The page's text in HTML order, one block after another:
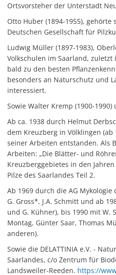
Ortsvorsteher der Unterstadt
Otto Huber (1894-1955),
Deutschen Gesellschaft für
Ludwig Müller (1897-1983),
Volkschulen im Saarland, zuletzt
bald zu den besten
besonders an Naturschutz und
interessiert.
Sowie Walter Kremp (1900-
Ab ca. 1938 durch Helmut
dem Kreuzberg in Völklingen (ab
seiner Arbeiten entstanden. Als
Arbeiten: „Die Blätter- und
Kreuzberggebietes in den
Pilze des Saarlandes Teil 2.
Ab 1969 durch die AG Mykologie
G. Gross*, J.A. Schmitt und ab
und G. Kühner), bis 1990 mit W.
Montag, Günter Saar, Thomas
anderen).
Sowie die DELATTINIA e.V. -
Saarlandes, c/o Zentrum für
Landsweiler-Reeden. https://